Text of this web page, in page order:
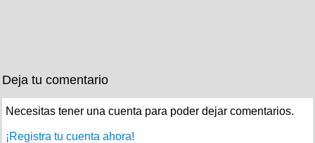
Deja tu comentario
Necesitas tener una cuenta para poder dejar comentarios.
¡Registra tu cuenta ahora!